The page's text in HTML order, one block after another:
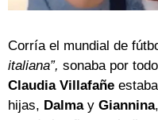
Corría el mundial de
italiana”, sonaba por
Claudia Villafañe
hijas, Dalmay Giannina